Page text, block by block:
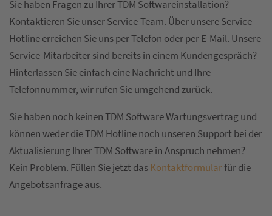
Sie haben Fragen zu Ihrer TDM Softwareinstallation?
Kontaktieren Sie unser Service-Team. Über unsere Service-
Hotline erreichen Sie uns per Telefon oder per E-Mail. Unsere
Service-Mitarbeiter sind bereits in einem Kundengespräch?
Hinterlassen Sie einfach eine Nachricht und Ihre
Telefonnummer, wir rufen Sie umgehend zurück.
Sie haben noch keinen TDM Software Wartungsvertrag und
können weder die TDM Hotline noch unseren Support bei der
Aktualisierung Ihrer TDM Software in Anspruch nehmen?
Kein Problem. Füllen Sie jetzt dasKontaktformularfür die
Angebotsanfrage aus.